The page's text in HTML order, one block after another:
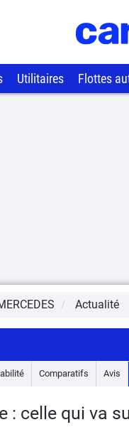
Utilitaires Flottes
Actualité
Comparatifs Avis
: celle qui va